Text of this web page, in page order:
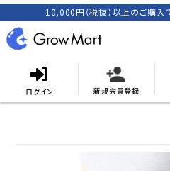
10,000円（税抜）以上のご購入
ログイン 新規会員登録